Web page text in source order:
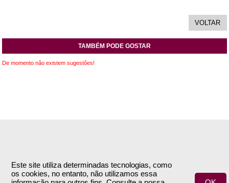
Este site utiliza determinadas tecnologias, como
os cookies, no entanto, não utilizamos essa
TAMBÉM PODE GOSTAR
De momento não existem sugestões!
Empresa
Termos e Condições
Encomendas & Pagamentos
Envio